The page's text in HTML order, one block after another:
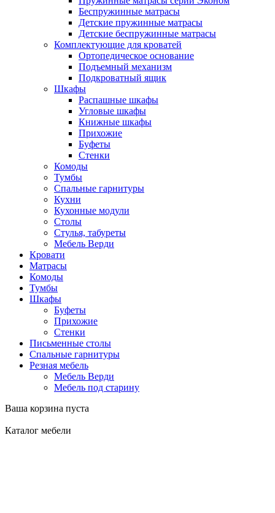
Беспружинные матрасы
Детские пружинные матрасы
Детские беспружинные матрасы
Комплектующие для кроватей
Ортопедическое основание
Подъемный механизм
Подкроватный ящик
Шкафы
Распашные шкафы
Угловые шкафы
Книжные шкафы
Прихожие
Буфеты
Стенки
Комоды
Тумбы
Спальные гарнитуры
Кухни
Кухонные модули
Столы
Стулья, табуреты
Мебель Верди
Кровати
Матрасы
Комоды
Тумбы
Шкафы
Буфеты
Прихожие
Стенки
Письменные столы
Спальные гарнитуры
Резная мебель
Мебель Верди
Мебель под старину
Ваша корзина пуста
Каталог мебели